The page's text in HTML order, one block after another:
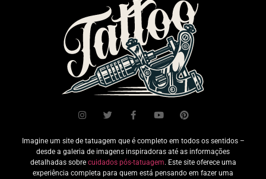
Imagine um site de tatuagem que é completo em todos os sentidos –
desde a galeria de imagens inspiradoras até as informações
detalhadas sobre cuidados pós-tatuagem. Este site oferece uma
experiência completa para quem está pensando em fazer uma